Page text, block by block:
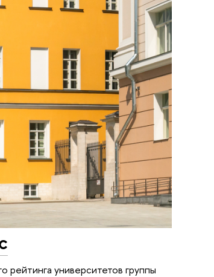
рейтинга университетов группы